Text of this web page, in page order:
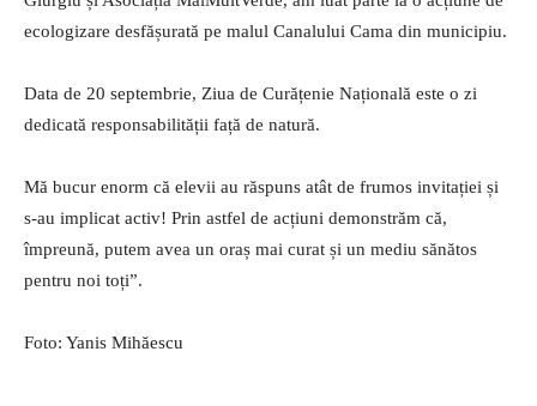
ecologizare desfășurată pe malul Canalului Cama din municipiu.
Data de 20 septembrie, Ziua de Curățenie Națională este o zi
dedicată responsabilității față de natură.
Mă bucur enorm că elevii au răspuns atât de frumos invitației și
s-au implicat activ! Prin astfel de acțiuni demonstrăm că,
împreună, putem avea un oraș mai curat și un mediu sănătos
pentru noi toți”.
Foto: Yanis Mihăescu